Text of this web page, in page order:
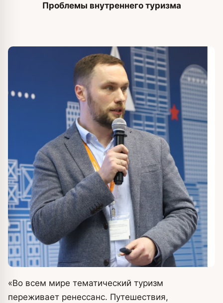
Проблемы внутреннего туризма
«Во всем мире тематический туризм
переживает ренессанс. Путешествия,